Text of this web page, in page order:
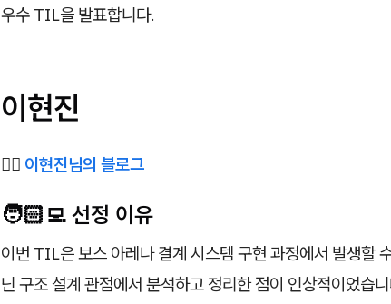
우수 TIL을 발표합니다.
이현진
✍🏻 이현진님의 블로그
🧑🏻‍💻 선정 이유
이번 TIL은 보스 아레나 결계 시스템 구현 과정에서 발생할
닌 구조 설계 관점에서 분석하고 정리한 점이 인상적이었습